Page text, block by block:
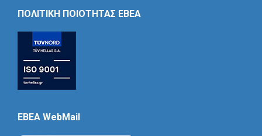
ΠΟΛΙΤΙΚΗ ΠΟΙΟΤΗΤΑΣ ΕΒΕΑ
EBEA WebMail